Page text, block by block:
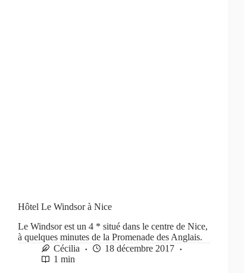
Hôtel Le Windsor à Nice
Le Windsor est un 4 * situé dans le centre de Nice,
à quelques minutes de la Promenade des Anglais.
Cécilia
18 décembre 2017
1 min